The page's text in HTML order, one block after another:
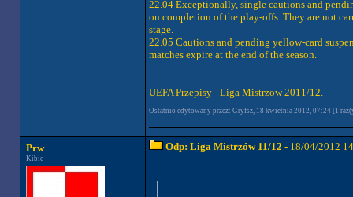
22.04 Exceptionally, single cautions and
on completion of the play-offs. They are not
stage.
22.05 Cautions and pending yellow-card
matches expire at the end of the season.
UEFA Przepisy - Liga Mistrzow 2011/12.
Ostatnio edytowany przez: Gryfsz, 18 kwietnia 2012, 07:24 [1
Prw
Kibic
Odp: Liga Mistrzów 11/12 - 18/04/2012